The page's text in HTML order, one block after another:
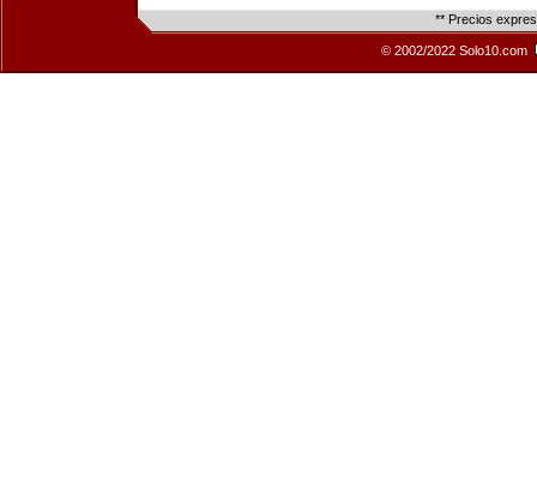
** Precios
© 2002/2022 Solo10.com